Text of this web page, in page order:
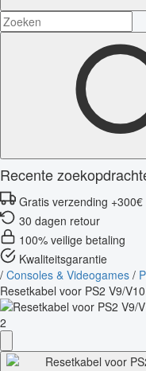
Recente
Gratis verzending +300€
30 dagen retour
100% veilige betaling
Kwaliteitsgarantie
/ Consoles & Videogames /
Resetkabel voor PS2 V9/